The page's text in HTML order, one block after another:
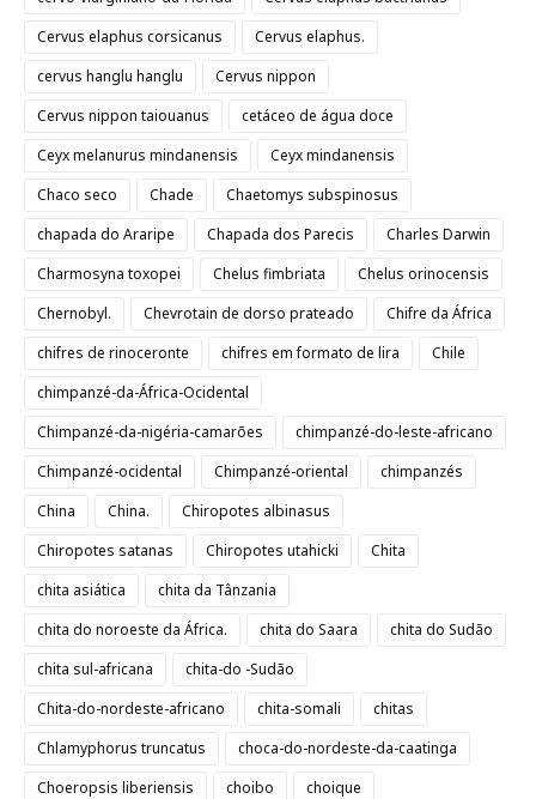
Cervus elaphus corsicanus
Cervus elaphus.
cervus hanglu hanglu
Cervus nippon
Cervus nippon taiouanus
cetáceo de água doce
Ceyx melanurus mindanensis
Ceyx mindanensis
Chaco seco
Chade
Chaetomys subspinosus
chapada do Araripe
Chapada dos Parecis
Charles Darwin
Charmosyna toxopei
Chelus fimbriata
Chelus orinocensis
Chernobyl.
Chevrotain de dorso prateado
Chifre da África
chifres de rinoceronte
chifres em formato de lira
Chile
chimpanzé-da-África-Ocidental
Chimpanzé-da-nigéria-camarões
chimpanzé-do-leste-africano
Chimpanzé-ocidental
Chimpanzé-oriental
chimpanzés
China
China.
Chiropotes albinasus
Chiropotes satanas
Chiropotes utahicki
Chita
chita asiática
chita da Tânzania
chita do noroeste da África.
chita do Saara
chita do Sudão
chita sul-africana
chita-do -Sudão
Chita-do-nordeste-africano
chita-somali
chitas
Chlamyphorus truncatus
choca-do-nordeste-da-caatinga
Choeropsis liberiensis
choibo
choique